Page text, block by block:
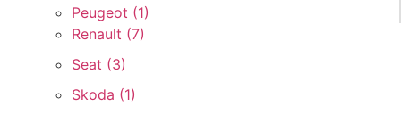
Peugeot (1)
Renault (7)
Seat (3)
Skoda (1)